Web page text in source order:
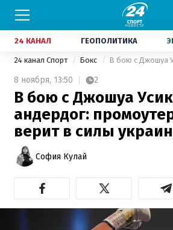
24 КАНАЛ ГЕОПОЛИТИКА
24 канал Спорт Бокс
8 ноября, 13:50 2
В бою с Джошуа
андердог:
верит в силы
София Кулай